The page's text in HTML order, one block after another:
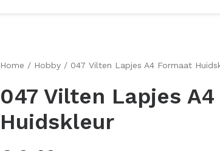
Home Hobby 047 Vilten Lapjes A4 Formaat
047 Vilten Lapjes
Huidskleur